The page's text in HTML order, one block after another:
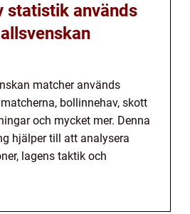
statistik används
matcher används
bollinnehav, skott
och mycket mer. Denna
hjälper till att analysera
lagens taktik och